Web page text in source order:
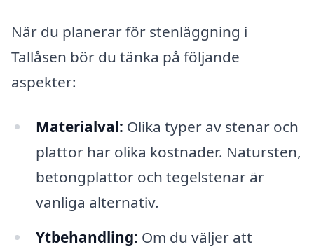
När du planerar för stenläggning i
Tallåsen bör du tänka på följande
aspekter:
Materialval: Olika typer av stenar och
plattor har olika kostnader. Natursten,
betongplattor och tegelstenar är
vanliga alternativ.
Ytbehandling: Om du väljer att